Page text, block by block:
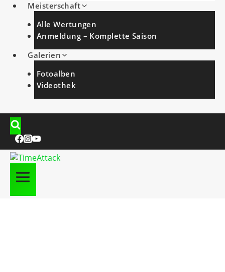
Meisterschaft
Alle Wertungen
Anmeldung – Komplette Saison
Galerien
Fotoalben
Videothek